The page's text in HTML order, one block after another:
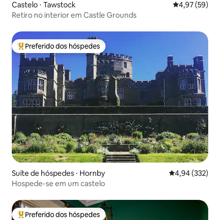
Castelo ⋅ Tawstock 4,97 de uma
4,97 (59)
Retiro no interior em Castle Grounds
Entre os melhores preferidos dos hóspedes
Preferido dos hóspedes
Suíte de hóspedes ⋅ Hornby 4,94 de uma
4,94 (332)
Hospede-se em um castelo
Preferido dos hóspedes